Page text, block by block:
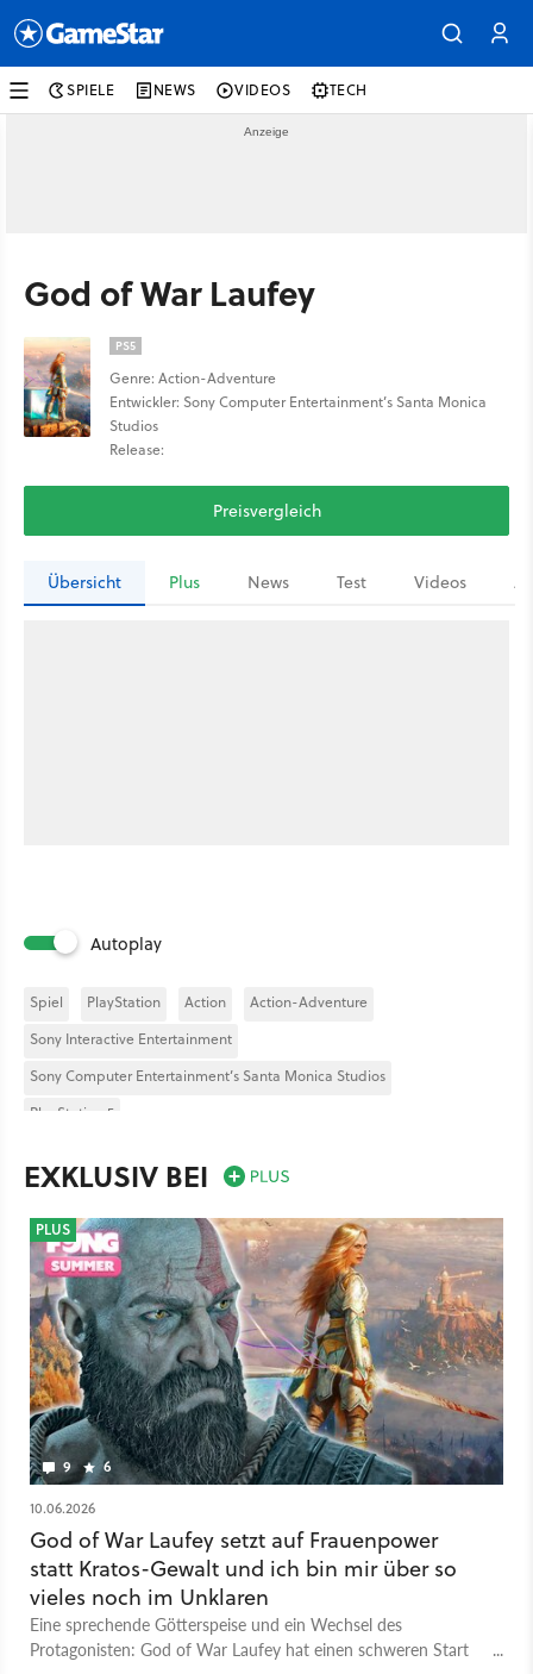
SPIELE NEWS VIDEOS TECH
God of War Laufey
PS5
Genre: Action-Adventure
Entwickler: Sony Computer Entertainment’s Santa Monica
Studios
Release:
Preisvergleich
Übersicht Plus News Test Videos
Autoplay
Spiel PlayStation Action
Action-Adventure
Sony Interactive Entertainment
Sony Computer Entertainment’s Santa Monica Studios
PlayStation 5
EXKLUSIV BEI
9 6
PLUS
10.06.2026
God of War Laufey setzt auf Frauenpower
statt Kratos-Gewalt und ich bin mir über so
vieles noch im Unklaren
Eine sprechende Götterspeise und ein Wechsel des
Protagonisten: God of War Laufey hat einen schweren Start